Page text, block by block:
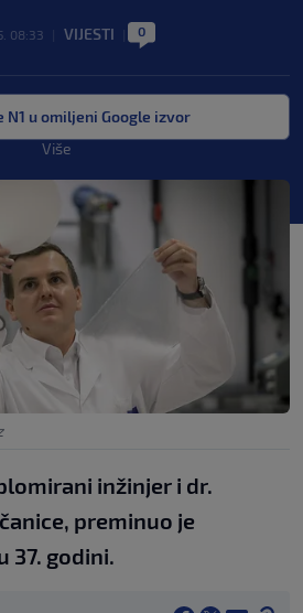
08:33 VIJESTI 0
N1 u omiljeni Google izvor
Više
inžinjer i dr.
preminuo je
37. godini.